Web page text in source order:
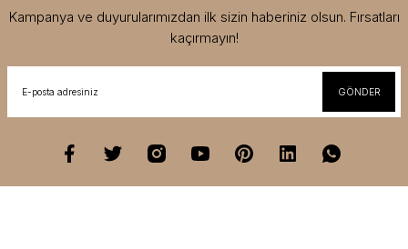
Kampanya ve duyurularımızdan ilk sizin haberiniz olsun. Fırsatları
kaçırmayın!
GÖNDER